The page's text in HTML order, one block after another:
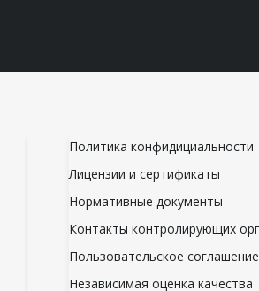
Политика конфидициальности
Лицензии и сертификаты
Нормативные документы
Контакты контролирующих
Пользовательское соглашение
Независимая оценка качества